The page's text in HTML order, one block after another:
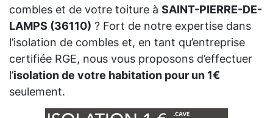
combles et de votre toiture à SAINT-PIERRE-DE-
LAMPS (36110) ? Fort de notre expertise dans
l’isolation de combles et, en tant qu’entreprise
certifiée RGE, nous vous proposons d’effectuer
l’isolation de votre habitation pour un 1€
seulement.